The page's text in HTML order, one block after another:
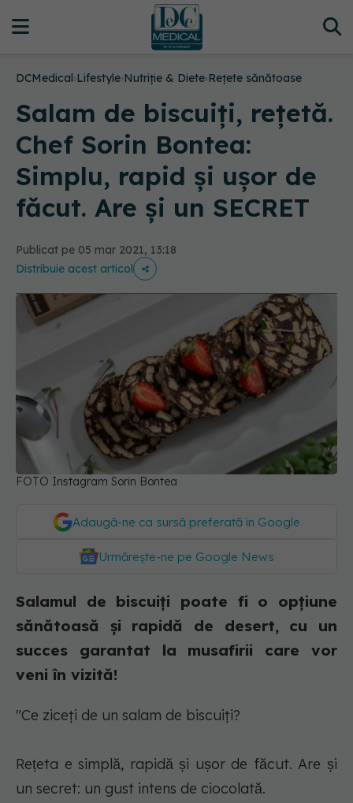
DCMedical›Lifestyle›Nutriție & Diete›Rețete sănătoase
Salam de biscuiți, rețetă.
Chef Sorin Bontea:
Simplu, rapid și ușor de
făcut. Are și un SECRET
Publicat pe 05 mar 2021, 13:18
Distribuie acest articol
FOTO Instagram Sorin Bontea
Adaugă-ne ca sursă preferată în Google
Urmărește-ne pe Google News
Salamul de biscuiți poate fi o opțiune
sănătoasă și rapidă de desert, cu un
succes garantat la musafirii care vor
veni în vizită!
"Ce ziceți de un salam de biscuiți?
Rețeta e simplă, rapidă și ușor de făcut. Are și
un secret: un gust intens de ciocolată.